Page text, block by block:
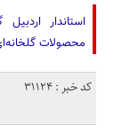
محصولات
کد خبر : 31124